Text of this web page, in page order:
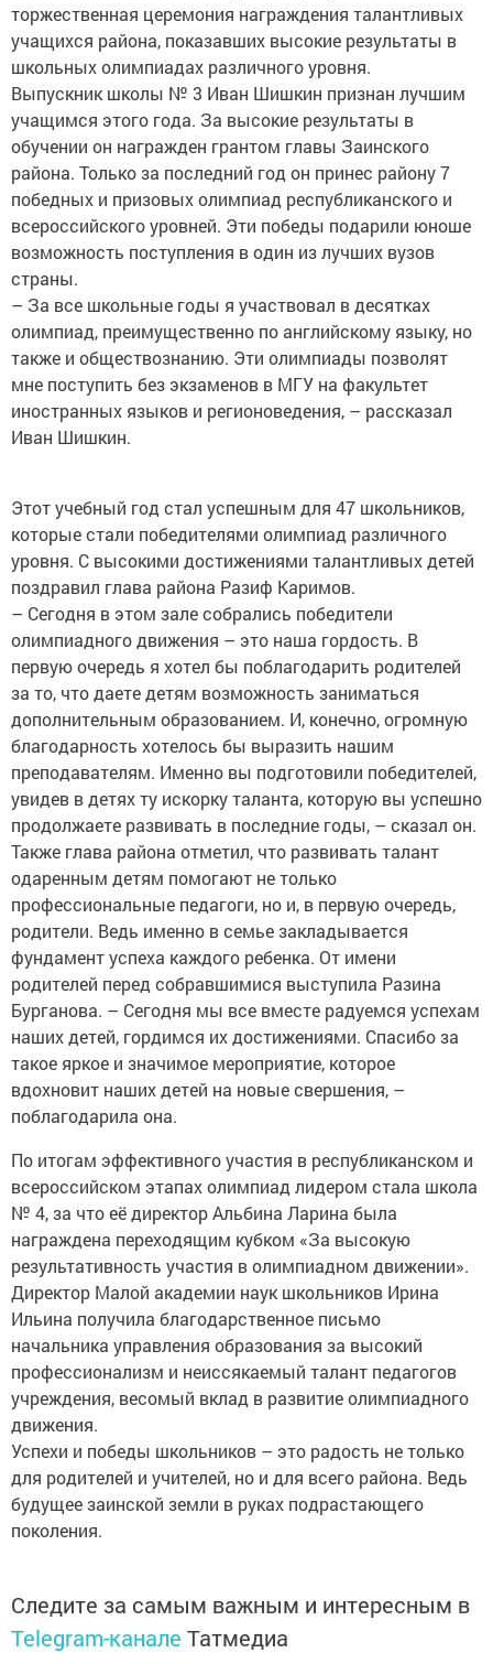
торжественная церемония награждения талантливых
учащихся района, показавших высокие результаты в
школьных олимпиадах различного уровня.
Выпускник школы № 3 Иван Шишкин признан лучшим
учащимся этого года. За высокие результаты в
обучении он награжден грантом главы Заинского
района. Только за последний год он принес району 7
победных и призовых олимпиад республиканского и
всероссийского уровней. Эти победы подарили юноше
возможность поступления в один из лучших вузов
страны.
– За все школьные годы я участвовал в десятках
олимпиад, преимущественно по английскому языку, но
также и обществознанию. Эти олимпиады позволят
мне поступить без экзаменов в МГУ на факультет
иностранных языков и регионоведения, – рассказал
Иван Шишкин.
Этот учебный год стал успешным для 47 школьников,
которые стали победителями олимпиад различного
уровня. С высокими достижениями талантливых детей
поздравил глава района Разиф Каримов.
– Сегодня в этом зале собрались победители
олимпиадного движения – это наша гордость. В
первую очередь я хотел бы поблагодарить родителей
за то, что даете детям возможность заниматься
дополнительным образованием. И, конечно, огромную
благодарность хотелось бы выразить нашим
преподавателям. Именно вы подготовили победителей,
увидев в детях ту искорку таланта, которую вы успешно
продолжаете развивать в последние годы, – сказал он.
Также глава района отметил, что развивать талант
одаренным детям помогают не только
профессиональные педагоги, но и, в первую очередь,
родители. Ведь именно в семье закладывается
фундамент успеха каждого ребенка. От имени
родителей перед собравшимися выступила Разина
Бурганова. – Сегодня мы все вместе радуемся успехам
наших детей, гордимся их достижениями. Спасибо за
такое яркое и значимое мероприятие, которое
вдохновит наших детей на новые свершения, –
поблагодарила она.
По итогам эффективного участия в республиканском и
всероссийском этапах олимпиад лидером стала школа
№ 4, за что её директор Альбина Ларина была
награждена переходящим кубком «За высокую
результативность участия в олимпиадном движении».
Директор Малой академии наук школьников Ирина
Ильина получила благодарственное письмо
начальника управления образования за высокий
профессионализм и неиссякаемый талант педагогов
учреждения, весомый вклад в развитие олимпиадного
движения.
Успехи и победы школьников – это радость не только
для родителей и учителей, но и для всего района. Ведь
будущее заинской земли в руках подрастающего
поколения.
Следите за самым важным и интересным в
Telegram-канале Татмедиа